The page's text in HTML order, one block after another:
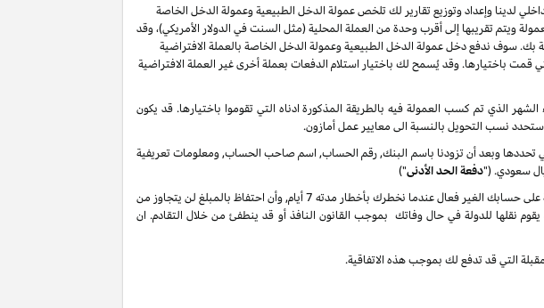
لدينا وإعداد وتوزيع تقارير لك تلخص عمولة الدخل الطبيعية وعمولة الدخل الخاصة
ويتم تقريبها إلى أقرب وحدة من العملة المحلية (مثل السنت في الدولار الأمريكي)، وقد
سوف ندفع دخل عمولة الدخل الطبيعية وعمولة الدخل الخاصة بالعملة الافتراضية
أدناه التي قمت باختيارها. وقد يُسمح لك باختيار استلام الدفعات بعملة أخرى غير العملة الافتراضية
ودخل العمولة الخاص في العملة الأساسية لموقع أمازون خلال 60 يوما من انتهاء الشهر الذي تم كسب العمولة فيه بالطريقة المذكورة ادناه التي تقوموا باختيارها. قد يكون
ستحدد نسب التحويل بالنسبة الى معايير عمل أمازون.
تحددها وبعد أن تزودنا باسم البنك, رقم الحساب, اسم صاحب الحساب, ومعلومات تعريفية
سعودي. ("دفعة الحد الأدنى")
في أي وقت واذا لم يكن هنالك تحرك فعال على حسابك لأخر 3 سنوات, فأنه بحقنا أن نحتفظ بدخل عمولاتك المستحقة على حسابك الغير فعال عندما نخطرك بأخطار مدته 7 أيام, وأن احتفاظ بالمبلغ لن يتجاوز من
نقلها للدولة في حال وفاتك بموجب القانون النافذ أو قد ينطفئ من خلال التقادم. ان
التي قد تدفع لك بموجب هذه الاتفاقية.